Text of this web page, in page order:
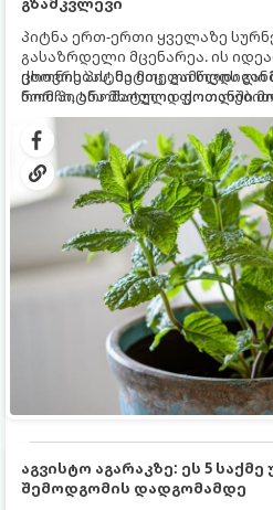
პიტნა ერთ-ერთი ყველაზე
გასაზრდელი მცენარეა. ის
ცხოვრებას, მეტიც, გამოცდილი
რომ პიტნა მხოლოდ ქოთანში
გრუნტში (ბაღში) დარგვისას
სწრაფად ვრცელდება და სხვა
ქოთნის პიტნა მთელი წლის
ნორჩი, არომატული ფოთლებით
კერძებისთვის.
აგვისტო აგარაკზე: ეს 5
შემოდგომის დადგომამდე